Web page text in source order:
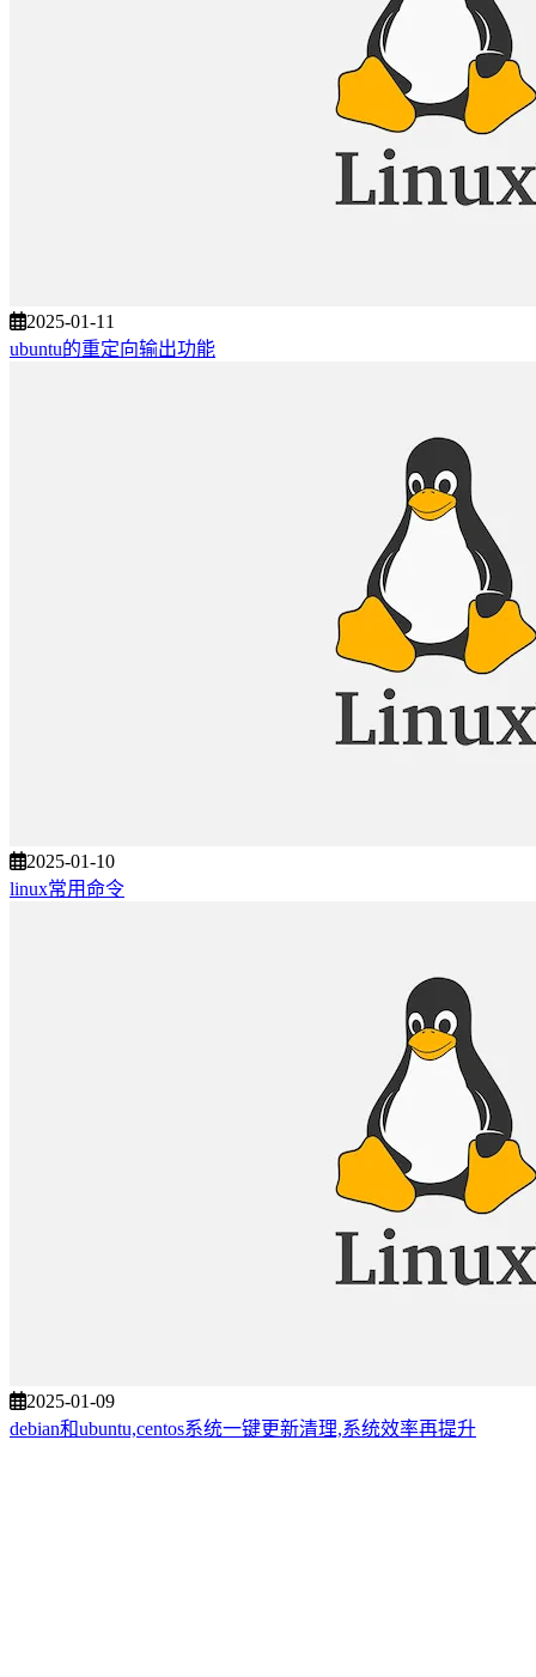
2025-01-11
ubuntu的重定向输出功能
2025-01-10
linux常用命令
2025-01-09
debian和ubuntu,centos系统一键更新清理,系统效率再提升